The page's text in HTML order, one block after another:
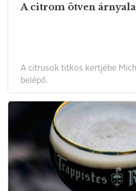
A citrom ötven
A citrusok titkos kertjébe
belépő.